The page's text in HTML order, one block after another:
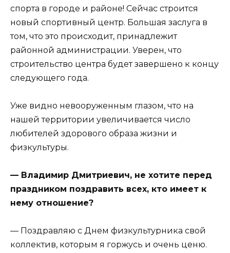
спорта в городе и районе! Сейчас строится
новый спортивный центр. Большая заслуга в
том, что это происходит, принадлежит
районной администрации. Уверен, что
строительство центра будет завершено к концу
следующего года.
Уже видно невооруженным глазом, что на
нашей территории увеличивается число
любителей здорового образа жизни и
физкультуры.
— Владимир Дмитриевич, не хотите перед
праздником поздравить всех, кто имеет к
нему отношение?
— Поздравляю с Днем физкультурника свой
коллектив, которым я горжусь и очень ценю.